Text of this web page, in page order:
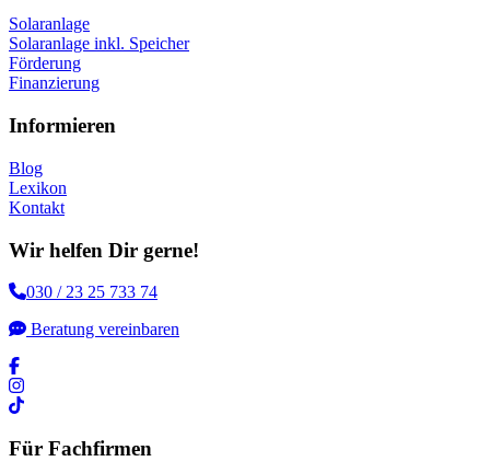
Solaranlage
Solaranlage inkl. Speicher
Förderung
Finanzierung
Informieren
Blog
Lexikon
Kontakt
Wir helfen Dir gerne!
030 / 23 25 733 74
Beratung vereinbaren
Für Fachfirmen